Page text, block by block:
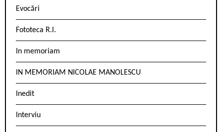
Evocări
Fototeca R.l.
In memoriam
IN MEMORIAM NICOLAE MANOLESCU
Inedit
Interviu